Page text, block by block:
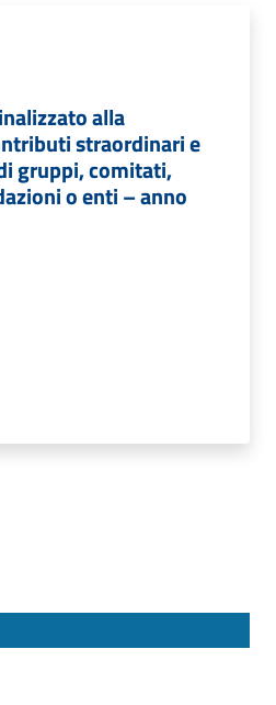
alla
straordinari e
gruppi, comitati,
o enti – anno